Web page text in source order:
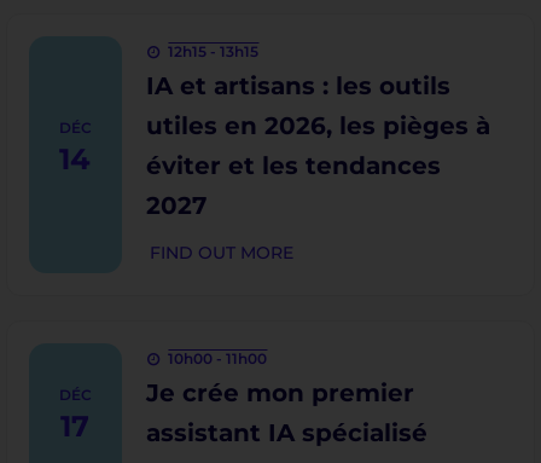
DÉC
14
12h15 - 13h15
IA et artisans : les outils
utiles en 2026, les pièges à
éviter et les tendances
2027
FIND OUT MORE
DÉC
17
10h00 - 11h00
Je crée mon premier
assistant IA spécialisé